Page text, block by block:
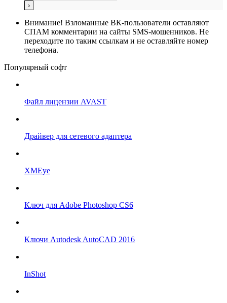
Внимание! Взломанные ВК-пользователи оставляют
СПАМ комментарии на сайты SMS-мошенников. Не
переходите по таким ссылкам и не оставляйте номер
телефона.
Популярный софт
Файл лицензии AVAST
Драйвер для сетевого адаптера
XMEye
Ключ для Adobe Photoshop CS6
Ключи Autodesk AutoCAD 2016
InShot